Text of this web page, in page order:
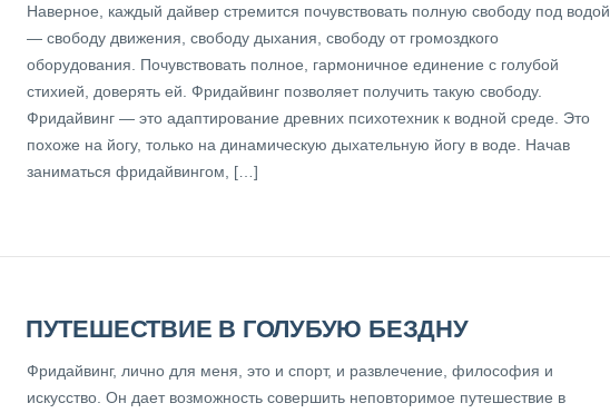
Наверное, каждый дайвер стремится почувствовать полную свободу под водой
— свободу движения, свободу дыхания, свободу от громоздкого
оборудования. Почувствовать полное, гармоничное единение с голубой
стихией, доверять ей. Фридайвинг позволяет получить такую свободу.
Фридайвинг — это адаптирование древних психотехник к водной среде. Это
похоже на йогу, только на динамическую дыхательную йогу в воде. Начав
заниматься фридайвингом, […]
ПУТЕШЕСТВИЕ В ГОЛУБУЮ БЕЗДНУ
Фридайвинг, лично для меня, это и спорт, и развлечение, философия и
искусство. Он дает возможность совершить неповторимое путешествие в